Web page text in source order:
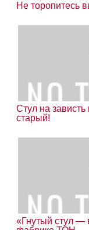
Не торопитесь
Стул на
старый!
«Гнутый стул —